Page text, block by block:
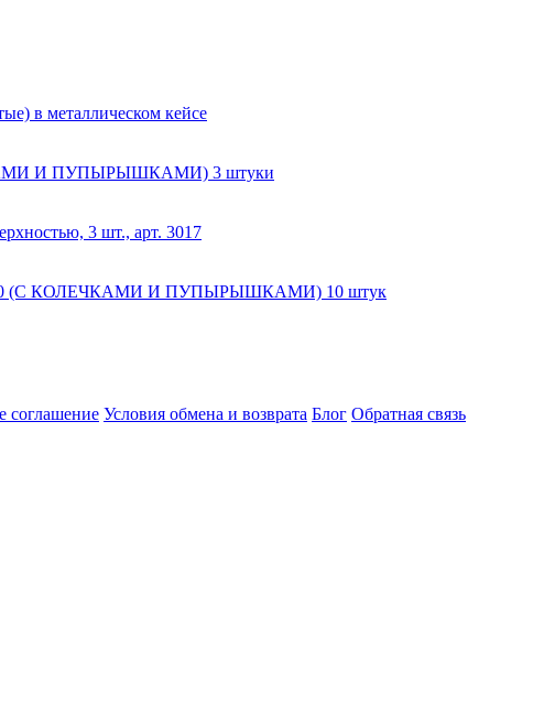
в металлическом кейсе
И ПУПЫРЫШКАМИ) 3 штуки
3 шт., арт. 3017
(С КОЛЕЧКАМИ И ПУПЫРЫШКАМИ) 10 штук
соглашение Условия обмена и возврата Блог Обратная связь